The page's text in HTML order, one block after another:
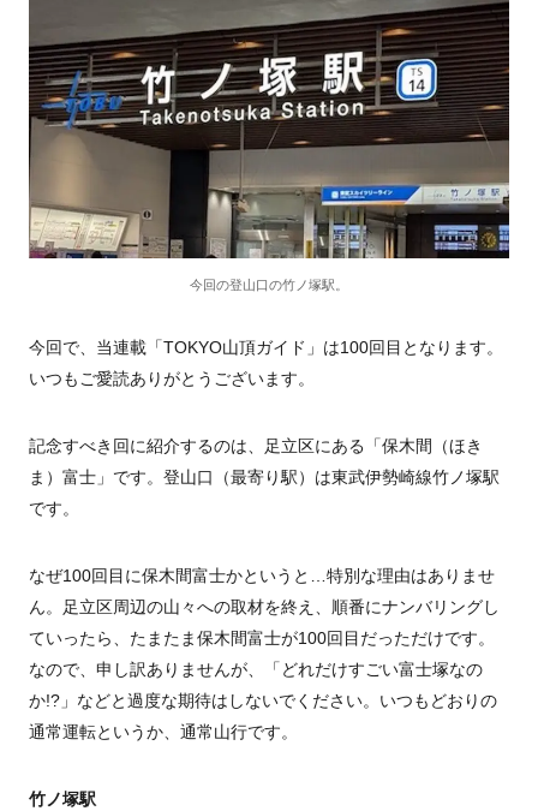
今回の登山口の竹ノ塚駅。
今回で、当連載「TOKYO山頂ガイド」は100回目となります。
いつもご愛読ありがとうございます。
記念すべき回に紹介するのは、足立区にある「保木間（ほき
ま）富士」です。登山口（最寄り駅）は東武伊勢崎線竹ノ塚駅
です。
なぜ100回目に保木間富士かというと…特別な理由はありませ
ん。足立区周辺の山々への取材を終え、順番にナンバリングし
ていったら、たまたま保木間富士が100回目だっただけです。
なので、申し訳ありませんが、「どれだけすごい富士塚なの
か!?」などと過度な期待はしないでください。いつもどおりの
通常運転というか、通常山行です。
竹ノ塚駅